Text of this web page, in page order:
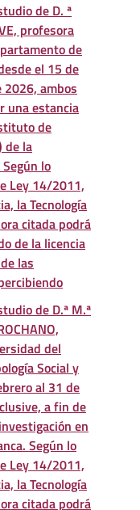
de D. ª
profesora
de
el 15 de
ambos
una estancia
de
de la
lo
Ley 14/2011,
la Tecnología
citada podrá
de la licencia
las
de D.ª M.ª
del
Social y
al 31 de
a fin de
en
Según lo
Ley 14/2011,
la Tecnología
citada podrá